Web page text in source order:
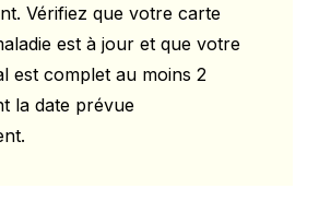
Vérifiez que votre carte
est à jour et que votre
est complet au moins 2
la date prévue